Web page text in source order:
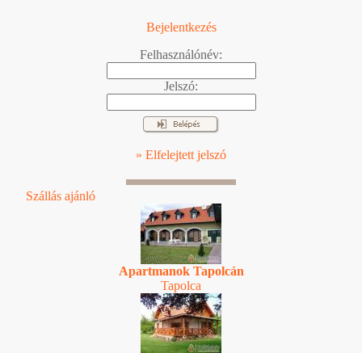
Bejelentkezés
Felhasználónév:
Jelszó:
» Elfelejtett jelszó
Szállás ajánló
Apartmanok Tapolcán
Tapolca